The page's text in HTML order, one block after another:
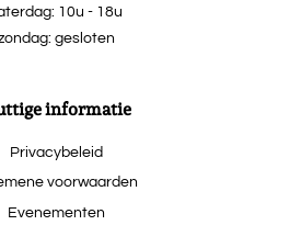
10u - 18u
gesloten
informatie
Privacybeleid
voorwaarden
Evenementen